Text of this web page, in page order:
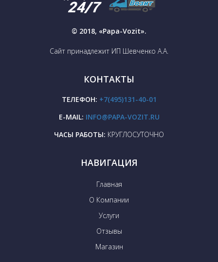
© 2018, «Papa-Vozit».
Сайт принадлежит ИП Шевченко А.А.
КОНТАКТЫ
ТЕЛЕФОН: +7(495)131-40-01
E-MAIL: INFO@PAPA-VOZIT.RU
ЧАСЫ РАБОТЫ: КРУГЛОСУТОЧНО
НАВИГАЦИЯ
Главная
О Компании
Услуги
Отзывы
Магазин